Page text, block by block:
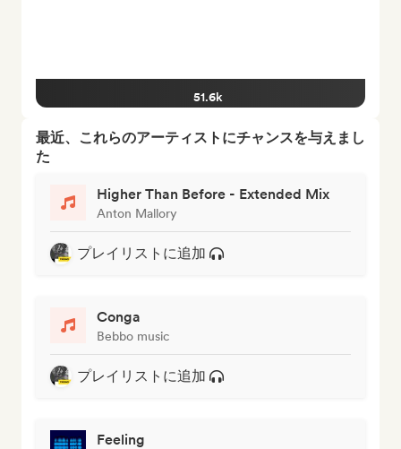
51.6k
最近、これらのアーティストにチャンスを与えまし
た
Higher Than Before - Extended Mix
Anton Mallory
プレイリストに追加
Conga
Bebbo music
プレイリストに追加
Feeling